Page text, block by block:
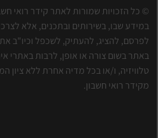
© כל הזכויות שמורות לאתר קידר רואי
במידע שבו, בשירותים ובתכנים, אלא
לפרסם, להציג, להעתיק, לשכפל וכיו"ב
באתר בשום צורה או אופן, לרבות באתרי
טלוויזיה, ו/או בכל מדיה אחרת ללא ציון
מקידר רואי חשבון.